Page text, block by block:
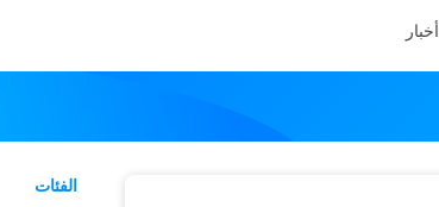
أخبار
الفئات